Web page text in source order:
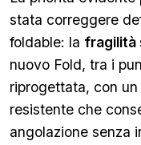
stata correggere
foldable: la fragilità
nuovo Fold, tra i
riprogettata, con
resistente che
angolazione senza